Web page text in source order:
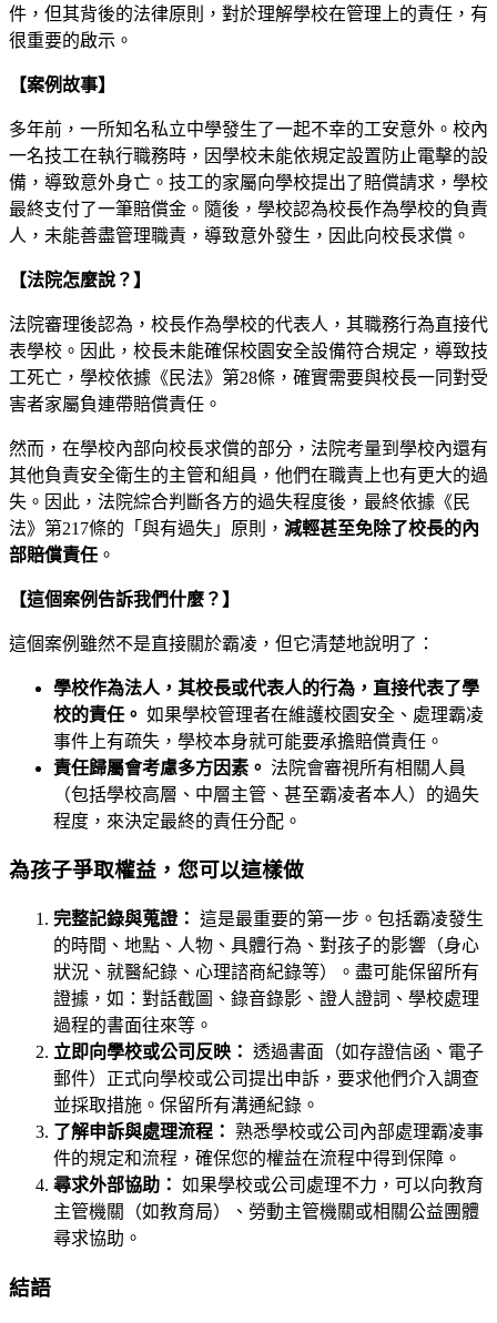
件，但其背後的法律原則，對於理解學校在管理上的責任，有
很重要的啟示。
【案例故事】
多年前，一所知名私立中學發生了一起不幸的工安意外。校內
一名技工在執行職務時，因學校未能依規定設置防止電擊的設
備，導致意外身亡。技工的家屬向學校提出了賠償請求，學校
最終支付了一筆賠償金。隨後，學校認為校長作為學校的負責
人，未能善盡管理職責，導致意外發生，因此向校長求償。
【法院怎麼說？】
法院審理後認為，校長作為學校的代表人，其職務行為直接代
表學校。因此，校長未能確保校園安全設備符合規定，導致技
工死亡，學校依據《民法》第28條，確實需要與校長一同對受
害者家屬負連帶賠償責任。
然而，在學校內部向校長求償的部分，法院考量到學校內還有
其他負責安全衛生的主管和組員，他們在職責上也有更大的過
失。因此，法院綜合判斷各方的過失程度後，最終依據《民
法》第217條的「與有過失」原則， 減輕甚至免除了校長的內
部賠償責任 。
【這個案例告訴我們什麼？】
這個案例雖然不是直接關於霸凌，但它清楚地說明了：
學校作為法人，其校長或代表人的行為，直接代表了學
校的責任。 如果學校管理者在維護校園安全、處理霸凌
事件上有疏失，學校本身就可能要承擔賠償責任。
責任歸屬會考慮多方因素。 法院會審視所有相關人員
（包括學校高層、中層主管、甚至霸凌者本人）的過失
程度，來決定最終的責任分配。
為孩子爭取權益，您可以這樣做
完整記錄與蒐證： 這是最重要的第一步。包括霸凌發生
的時間、地點、人物、具體行為、對孩子的影響（身心
狀況、就醫紀錄、心理諮商紀錄等）。盡可能保留所有
證據，如：對話截圖、錄音錄影、證人證詞、學校處理
過程的書面往來等。
立即向學校或公司反映： 透過書面（如存證信函、電子
郵件）正式向學校或公司提出申訴，要求他們介入調查
並採取措施。保留所有溝通紀錄。
了解申訴與處理流程： 熟悉學校或公司內部處理霸凌事
件的規定和流程，確保您的權益在流程中得到保障。
尋求外部協助： 如果學校或公司處理不力，可以向教育
主管機關（如教育局）、勞動主管機關或相關公益團體
尋求協助。
結語